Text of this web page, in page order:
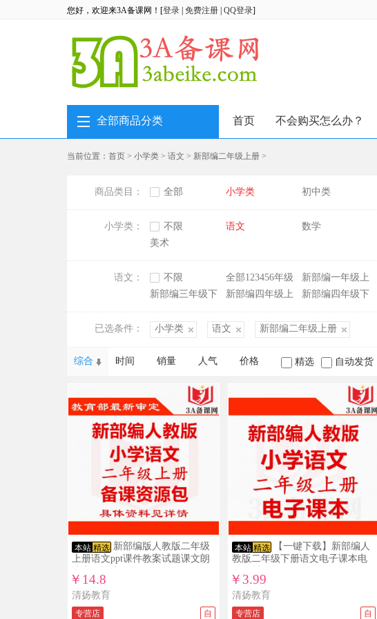
您好，欢迎来3A备课网！[登录 免费注册 QQ登录]
全部商品分类 首页 不会购买怎么办？
当前位置： 首页 > 小学类 > 语文 > 新部编二年级上册 >
商品类目： 全部 小学类 初中类
小学类： 不限 语文 数学
美术
语文： 不限 全部123456年级
新部编一年级上
册
新部编三年级下
新部编四年级上
新部编四年级下
已选条件： 小学类 语文 新部编二年级上册
综合 时间 销量 人气 价格 精选 自动发货
本站 精选 新部编版人教版二年级
上册语文ppt课件教案试题课文朗
￥14.8
清扬教育
专营店 自
本站 精选
【一键下载】新部编人
教版二年级下册语文电子课本电
￥3.99
清扬教育
专营店 自